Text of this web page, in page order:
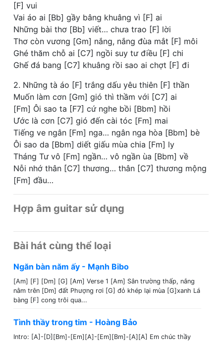
[F] vui
Vai áo ai [Bb] gầy bâng khuâng vì [F] ai
Những bài thơ [Bb] viết… chưa trao [F] lời
Thơ còn vương [Gm] nắng, nắng đùa mắt [F] môi
Ghé thăm chỗ ai [C7] ngồi suy tư điều [F] chi
Ghế đá bang [C7] khuâng rồi sao ai chợt [F] đi
2. Những tà áo [F] trắng dấu yêu thiên [F] thần
Muốn làm cơn [Gm] gió thì thầm với [C7] ai
[Fm] Ôi sao ta [F7] cứ nghe bồi [Bbm] hồi
Ước là cơn [C7] gió đến cài tóc [Fm] mai
Tiếng ve ngân [Fm] nga… ngân nga hòa [Bbm] bè
Ôi sao da [Bbm] diết giấu mùa chia [Fm] ly
Tháng Tư vô [Fm] ngần… vô ngần ùa [Bbm] về
Nỗi nhớ thân [C7] thương… thân [C7] thương mộng
[Fm] đầu…
Hợp âm guitar sử dụng
Bài hát cùng thể loại
Ngăn bàn năm ấy - Mạnh Bibo
[Am] [F] [Dm] [G] [Am] Verse 1 [Am] Sân trường thấp, nắng
nằm trên [Dm] đất Phượng rơi [G] đỏ khép lại mùa [G]xanh Lá
bàng [F] cong trôi qua...
Tình thầy trong tim - Hoàng Bảo
Intro: [A]-[D][Bm]-[Em][A]-[Em][Bm]-[A][A] Em chúc thầy